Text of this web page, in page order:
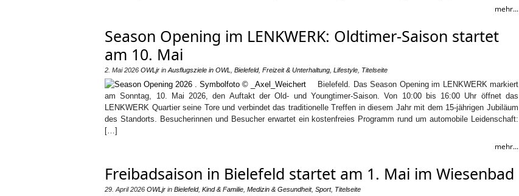
mehr...
Season Opening im LENKWERK: Oldtimer-Saison startet
am 10. Mai
2. Mai 2026 OWLjr in Ausflugsziele in OWL Bielefeld, Freizeit & Unterhaltung Lifestyle Titelseite
Bielefeld. Das Season Opening im LENKWERK markiert
am Sonntag, 10. Mai 2026, den Auftakt der Old- und Youngtimer-Saison. Von 10:00 bis 16:00 Uhr öffnet das
LENKWERK Quartier seine Tore und verbindet das traditionelle Treffen in diesem Jahr mit dem 15-jährigen Jubiläum
des Standorts. Besucherinnen und Besucher erwartet ein kostenfreies Programm rund um automobile Leidenschaft:
[…]
mehr...
Freibadsaison in Bielefeld startet am 1. Mai im Wiesenbad
29. April 2026 OWLjr in Bielefeld, Kind & Familie Medizin & Gesundheit, Sport, Titelseite